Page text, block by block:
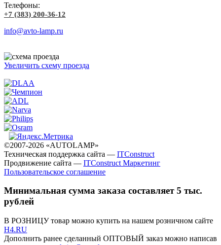
Телефоны:
+7 (383) 200-36-12
info@avto-lamp.ru
Увеличить схему проезда
©2007-2026 «AUTOLAMP»
Техническая поддержка сайта — ITConstruct
Продвижение сайта — ITConstruct Маркетинг
Пользовательское соглашение
Минимальная сумма заказа составляет 5 тыс.
рублей
В РОЗНИЦУ товар можно купить на нашем розничном сайте
H4.RU
Дополнить ранее сделанный ОПТОВЫЙ заказ можно написав